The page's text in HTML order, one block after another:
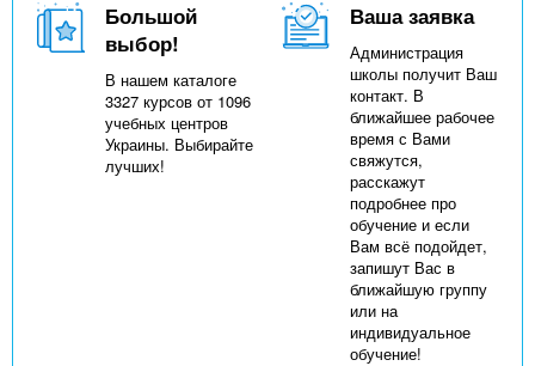
Большой
выбор!
В нашем каталоге
3327 курсов от 1096
учебных центров
Украины. Выбирайте
лучших!
Ваша заявка
Администрация
школы получит Ваш
контакт. В
ближайшее рабочее
время с Вами
свяжутся,
расскажут
подробнее про
обучение и если
Вам всё подойдет,
запишут Вас в
ближайшую группу
или на
индивидуальное
обучение!